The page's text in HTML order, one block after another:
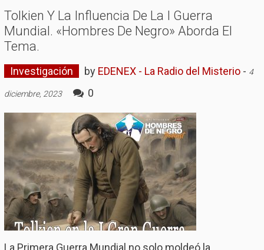
Tolkien Y La Influencia De La I Guerra
Mundial. «Hombres De Negro» Aborda El
Tema.
Investigación by EDENEX - La Radio del Misterio- 4
diciembre, 2023 0
La Primera Guerra Mundial no solo moldeó la